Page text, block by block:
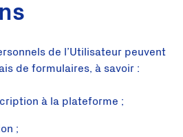
de l’Utilisateur peuvent
de formulaires, à savoir :
à la plateforme ;
;